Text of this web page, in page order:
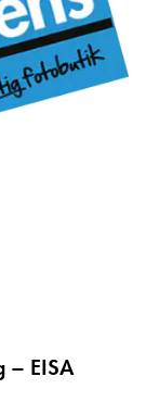
– EISA